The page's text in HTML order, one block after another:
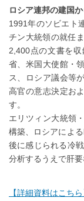
ロシア連邦の建国
1991年のソビエト
チン大統領の就任
2,400点の文書を
省、米国大使館・
ス、ロシア議会等
高官の意志決定お
す。
エリツィン大統領
構築、ロシアによ
後に感じられる冷
分析するうえで肝要
【詳細資料はこちら